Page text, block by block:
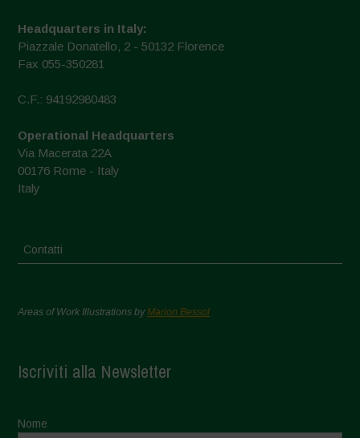
Headquarters in Italy:
Piazzale Donatello, 2 - 50132 Florence
Fax 055-350281
C.F.: 94192980483
Operational Headquarters
Via Macerata 22A
00176 Rome - Italy
Italy
Contatti
Areas of Work Illustrations byMarion Bessol
Iscriviti alla Newsletter
Nome